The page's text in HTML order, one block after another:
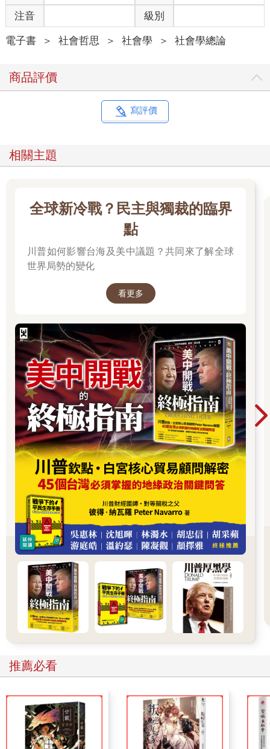
道信徒；再不然就是瞠目結舌關掉電視，錯愕過去八年投入的時
間和熱血，最後只換來爛尾結局的《冰與火之歌》粉絲。還有一
個屢試不爽的經驗法則，那就是教主最終不是掛點、就是吃牢
撇去五花八門的定義，以及如何箝制大眾的想像不說，邪教出乎
意料地難以定義，甚至連辨識他們都不容易。舉個例子，宗教和
邪教只有一線之隔，李夫頓的定義大可用來指涉任何一門宗教，
但邪教和宗教之間模糊難分的界線，倒是可以他們的「成就」界
罪、醜聞、悲劇事件，然後沒事般地撫平領帶、燙直衣領，散發
讓定義更錯綜複雜的是，邪教不只是以宗教思想和目標出發，亦
可從科學、政治、商業的角度切入，例如餘民團契教會
（Remnant Fellowship Church）就是以減重為主的邪教，媽媽咪
呀。當然，現代人還利用邪教的定義，延伸出另一個名詞：邪典
追捧，意指對於流行文化的執著和狂熱。
既詭異又危險，但加入邪教其實是再正常不過的人類行為呢？
夥伴的接納。我們都希望相信，自己的世界觀就是宇宙的終極真
理，邪教就是這麼簡單明瞭：意義、團體、了解世界的運作。請
問以上這些誰不想要？
再說，其實人人都是邪教徒。再自負的控制狂，都虔誠信仰某人
或某物，我們行事會依循父母和老闆、專家和導師、文化規範、
國內法、科學共識，也會追蹤市場走向、流行趨勢、社群媒體趨
勢。人類天生就是盲從跟風的羊。
話雖如此，卻沒人真正加入邪教，至少不是有意識的參與。套一
句邪教專家史蒂文．哈桑（Steven Hassan）在《雪梨晨鋒報》
（Sydney Morning Herald）的說法，「人們加入的是團體，不是
邪教。」邪教能帶給人一種真實的團體歸屬感，同時讓人享有友
情、為了某件大事貢獻自我、穩定性、避風港的好處。至少一開
始是這樣。大多邪教成員最終遭遇的恐怖結局，往往都是經年累
月灌輸思想的結果，一開始都是先經歷一段漫長的蜜月期，後來
逐漸轉變成孤立和控制，最後發展到無路可退的地步，悲劇就發
生了。有些人始終沒發現自己加入的是邪教，有些人發現了，而
且成功脫離邪教，有些人則是頓悟得太晚。就像多半的人際關係
和感情付出，信徒之所以願意吞忍痛苦，通常是因為現狀有許多
美好，或是因為他們已經不可自拔，認為頭已經洗了一半，成果
必定近在眼前。
邪教教友常被人當成好傻好天真、遭到嚴重洗腦的信徒，但這種
況。（值得一提的是醫學或心理學並無證據可以支持洗腦的概
念，詳情請見236頁。）宗教學者洛恩．L•道森（Lorne L.
Dawson）在他的著作《新宗教運動的社會學》（The Sociology
of New Religious Movements）中表示，一般來說邪教信徒都是
中產至富人階級，教育水準高、有腦有野心、好奇心旺盛的理想
主義者。我可以大膽預測一下，以上描述說中不少本書讀者。
注音 級別
電子書 ＞ 社會哲思 ＞ 社會學 ＞ 社會學總論
商品評價
寫評價
相關主題
全球新冷戰？民主與獨裁的臨界
點
川普如何影響台海及美中議題？共同來了解全球
世界局勢的變化
看更多
推薦必看